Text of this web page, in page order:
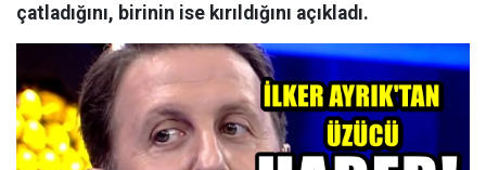
çatladığını, birinin ise kırıldığını açıkladı.